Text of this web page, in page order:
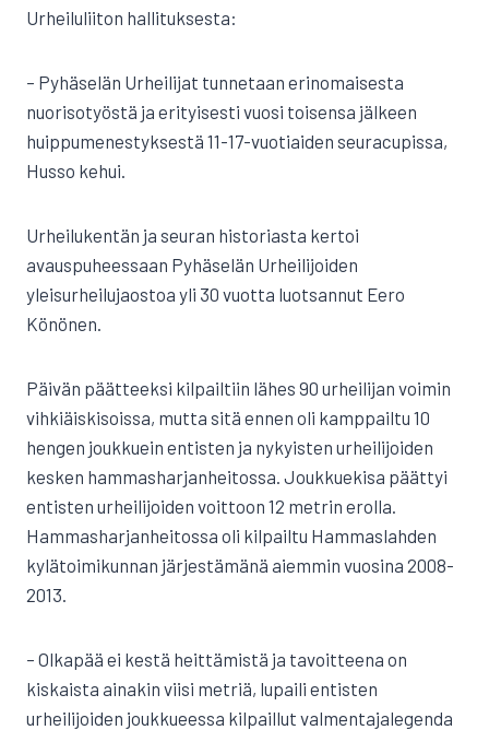
Urheiluliiton hallituksesta:
– Pyhäselän Urheilijat tunnetaan erinomaisesta
nuorisotyöstä ja erityisesti vuosi toisensa jälkeen
huippumenestyksestä 11-17-vuotiaiden seuracupissa,
Husso kehui.
Urheilukentän ja seuran historiasta kertoi
avauspuheessaan Pyhäselän Urheilijoiden
yleisurheilujaostoa yli 30 vuotta luotsannut Eero
Könönen.
Päivän päätteeksi kilpailtiin lähes 90 urheilijan voimin
vihkiäiskisoissa, mutta sitä ennen oli kamppailtu 10
hengen joukkuein entisten ja nykyisten urheilijoiden
kesken hammasharjanheitossa. Joukkuekisa päättyi
entisten urheilijoiden voittoon 12 metrin erolla.
Hammasharjanheitossa oli kilpailtu Hammaslahden
kylätoimikunnan järjestämänä aiemmin vuosina 2008-
2013.
– Olkapää ei kestä heittämistä ja tavoitteena on
kiskaista ainakin viisi metriä, lupaili entisten
urheilijoiden joukkueessa kilpaillut valmentajalegenda